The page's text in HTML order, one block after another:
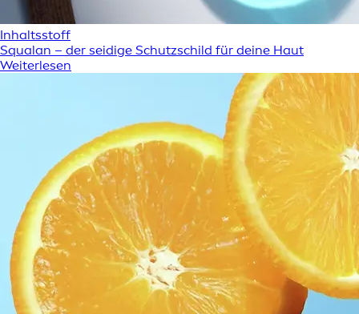
Inhaltsstoff
Squalan – der seidige Schutzschild für deine Haut
Weiterlesen